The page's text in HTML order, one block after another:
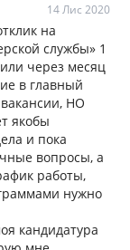
14 Лис 2020
на
службы» 1
через месяц
в главный
НО
якобы
и пока
вопросы, а
работы,
нужно
кандидатура